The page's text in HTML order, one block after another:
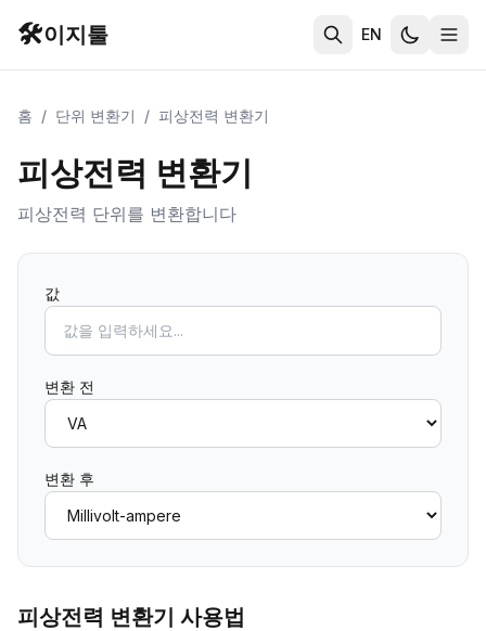
🛠️이지툴 EN
홈 / 단위 변환기 / 피상전력 변환기
피상전력 변환기
피상전력 단위를 변환합니다
값
변환 전
변환 후
피상전력 변환기 사용법